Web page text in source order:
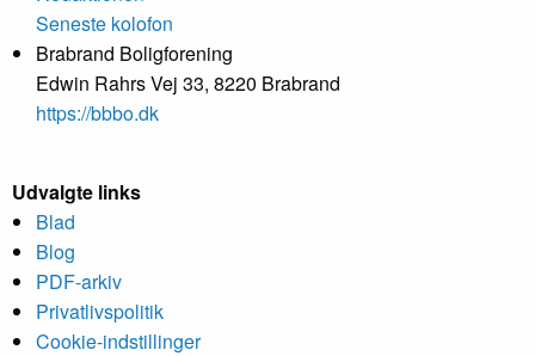
Seneste kolofon
Brabrand Boligforening
Edwin Rahrs Vej 33, 8220 Brabrand
https://bbbo.dk
Udvalgte links
Blad
Blog
PDF-arkiv
Privatlivspolitik
Cookie-indstillinger